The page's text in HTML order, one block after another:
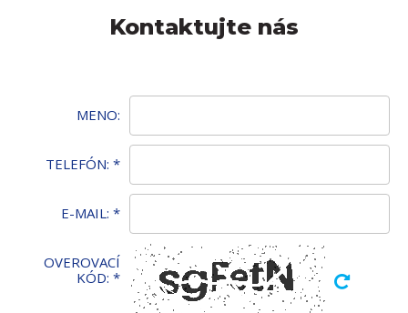
Kontaktujte nás
MENO:
TELEFÓN: *
E-MAIL: *
OVEROVACÍ
KÓD: *